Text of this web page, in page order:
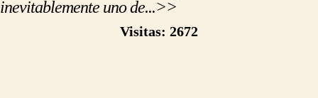
inevitablemente uno de...>>
Visitas: 2672